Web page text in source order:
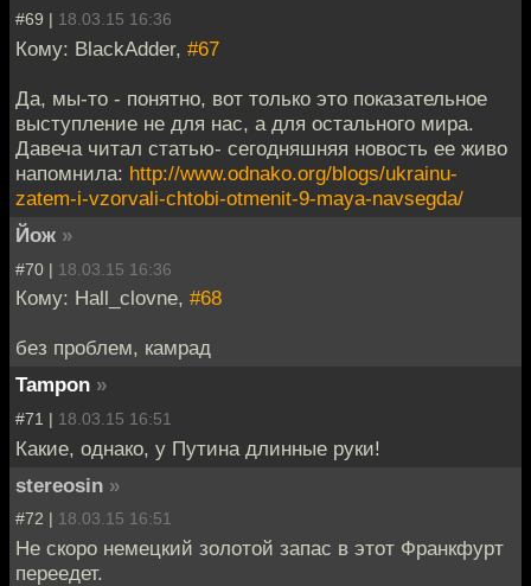
#69 | 18.03.15 16:36
Кому: BlackAdder, #67
Да, мы-то - понятно, вот только это показательное
выступление не для нас, а для остального мира.
Давеча читал статью- сегодняшняя новость ее живо
напомнила: http://www.odnako.org/blogs/ukrainu-
zatem-i-vzorvali-chtobi-otmenit-9-maya-navsegda/
Йож »
#70 | 18.03.15 16:36
Кому: Hall_clovne, #68
без проблем, камрад
Tampon »
#71 | 18.03.15 16:51
Какие, однако, у Путина длинные руки!
stereosin »
#72 | 18.03.15 16:51
Не скоро немецкий золотой запас в этот Франкфурт
переедет.